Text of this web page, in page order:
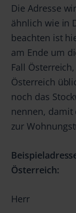
Die Adresse
ähnlich wie in
beachten ist
am Ende um
Fall
Österreich
noch das
nennen, damit
zur
Österreich:
Herr